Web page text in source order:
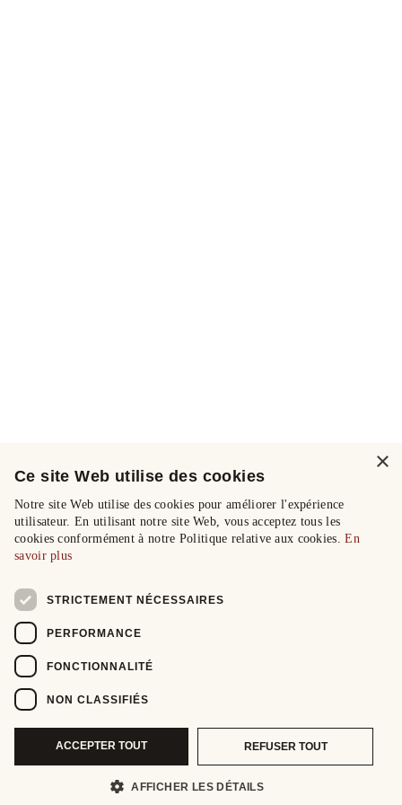
×
Ce site Web utilise des cookies
Notre site Web utilise des cookies pour améliorer l'expérience
utilisateur. En utilisant notre site Web, vous acceptez tous les
cookies conformément à notre Politique relative aux cookies.En
savoir plus
STRICTEMENT NÉCESSAIRES
PERFORMANCE
FONCTIONNALITÉ
NON CLASSIFIÉS
ACCEPTER TOUT REFUSER TOUT
AFFICHER LES DÉTAILS